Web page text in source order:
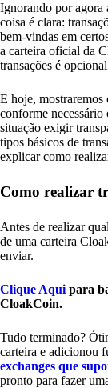
Ignorando por agora
coisa é clara:
bem-vindas em
a carteira oficial da
transações é
E hoje, mostraremos
conforme necessário
situação exigir
tipos básicos de
explicar como
Como realizar
Antes de realizar
de uma carteira
enviar.
Clique Aqui para
CloakCoin.
Tudo terminado?
carteira e adicionou
exchanges que
pronto para fazer